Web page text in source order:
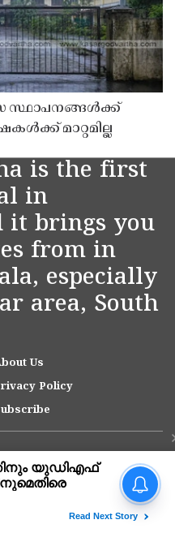
സ്ഥാപനങ്ങൾക്ക്
മാറ്റമില്ല
is the first
in
it brings you
from in
especially
area, South
Us
Policy